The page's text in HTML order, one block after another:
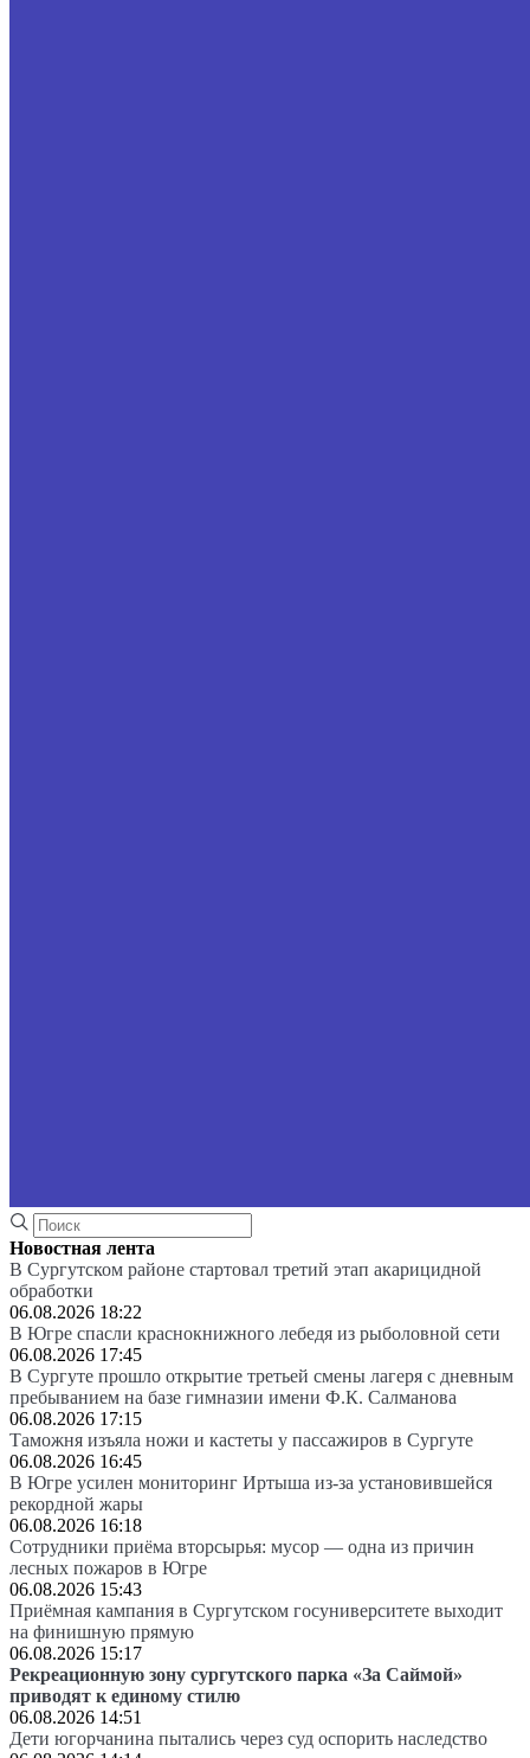
Новостная лента
В Сургутском районе стартовал третий этап акарицидной
обработки
06.08.2026 18:22
В Югре спасли краснокнижного лебедя из рыболовной сети
06.08.2026 17:45
В Сургуте прошло открытие третьей смены лагеря с дневным
пребыванием на базе гимназии имени Ф.К. Салманова
06.08.2026 17:15
Таможня изъяла ножи и кастеты у пассажиров в Сургуте
06.08.2026 16:45
В Югре усилен мониторинг Иртыша из-за установившейся
рекордной жары
06.08.2026 16:18
Сотрудники приёма вторсырья: мусор — одна из причин
лесных пожаров в Югре
06.08.2026 15:43
Приёмная кампания в Сургутском госуниверситете выходит
на финишную прямую
06.08.2026 15:17
Рекреационную зону сургутского парка «За Саймой»
приводят к единому стилю
06.08.2026 14:51
Дети югорчанина пытались через суд оспорить наследство